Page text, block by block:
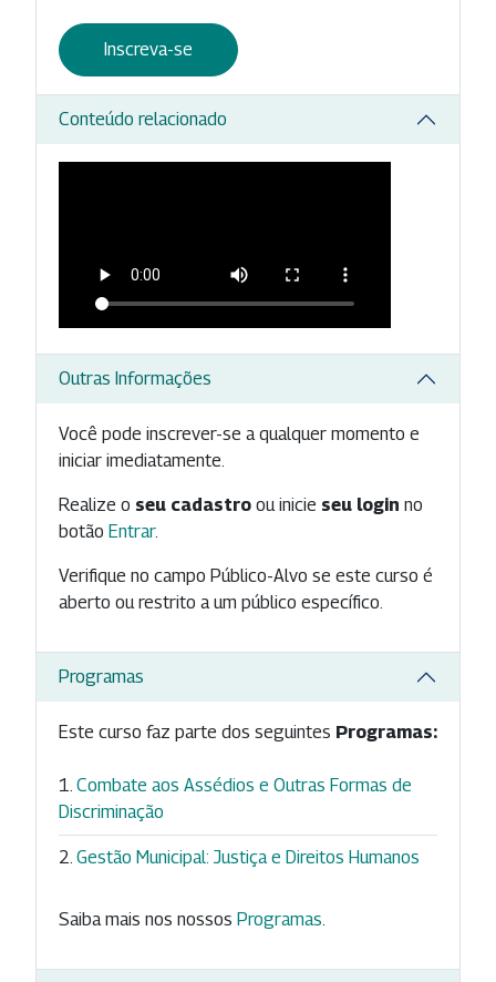
Inscreva-se
Conteúdo relacionado
Outras Informações
Você pode inscrever-se a qualquer momento e
iniciar imediatamente.
Realize o seu cadastro ou inicie seu login no
botão Entrar.
Verifique no campo Público-Alvo se este curso é
aberto ou restrito a um público específico.
Programas
Este curso faz parte dos seguintes Programas:
Combate aos Assédios e Outras Formas de
Discriminação
Gestão Municipal: Justiça e Direitos Humanos
Saiba mais nos nossos Programas